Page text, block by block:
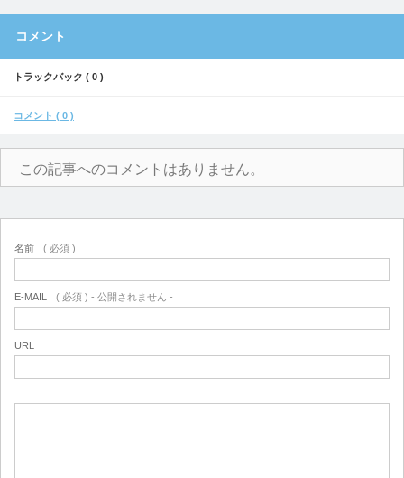
コメント
トラックバック ( 0 )
コメント ( 0 )
この記事へのコメントはありません。
名前 ( 必須 )
E-MAIL ( 必須 ) - 公開されません -
URL